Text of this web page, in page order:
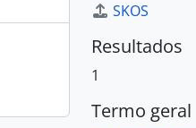
SKOS
Resultados
1
Termo geral